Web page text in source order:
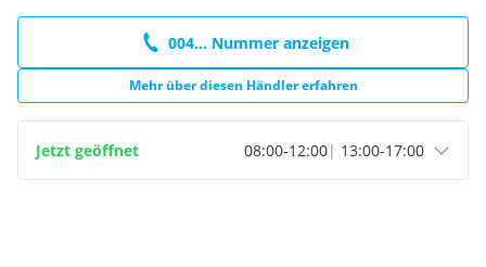
004... Nummer anzeigen
Mehr über diesen Händler erfahren
Jetzt geöffnet 08:00-12:00| 13:00-17:00